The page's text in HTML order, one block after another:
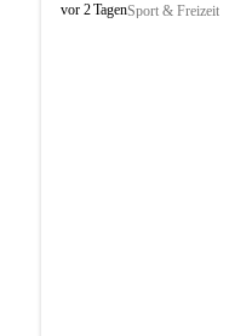
S
vor 2 TagenSport & Freizeit